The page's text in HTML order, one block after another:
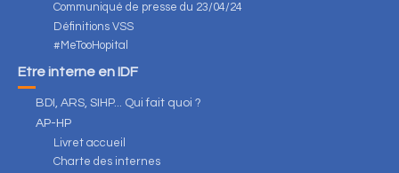
Communiqué de presse du 23/04/24
Définitions VSS
#MeTooHopital
Être interne en IDF
BDI, ARS, SIHP... Qui fait quoi ?
AP-HP
Livret accueil
Charte des internes